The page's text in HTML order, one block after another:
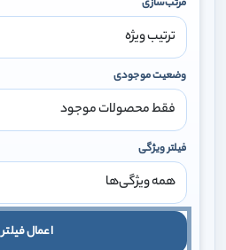
وضعیت موجودی
فیلتر ویژگی
اعمال فیلتر